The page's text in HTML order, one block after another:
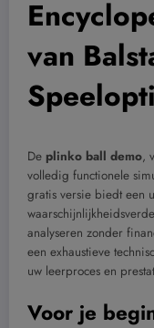
van
De plinko ball demo,
volledig functionele
gratis versie biedt een
analyseren zonder
een exhaustieve
uw leerproces en
Voor je